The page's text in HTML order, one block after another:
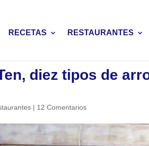
RECETAS RESTAURANTES
diez tipos de
| 12 Comentarios